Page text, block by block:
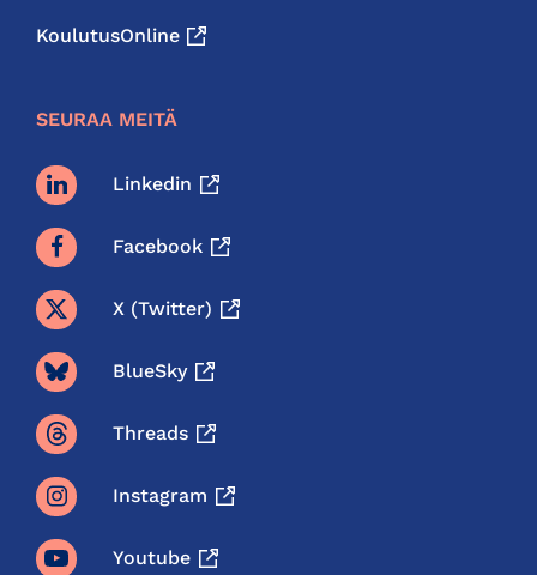
KoulutusOnline
SEURAA MEITÄ
Linkedin
Facebook
X (twitter)
BlueSky
Threads
Instagram
Youtube